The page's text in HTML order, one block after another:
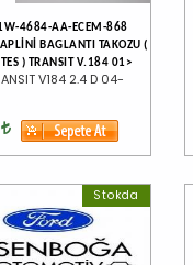
4684-AA-ECEM-868
BAGLANTI TAKOZU (
) TRANSIT V.184 01>
V184 2.4 D 04-
Stokda